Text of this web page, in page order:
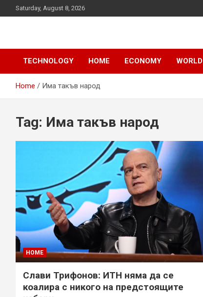
to
Saturday, August 8, 2026
d7-news.com
TECHNOLOGY HOME ECONOMY WORLD
Home Има такъв народ
Tag: Има такъв народ
HOME
Слави Трифонов: ИТН няма да се
коалира с никого на предстоящите